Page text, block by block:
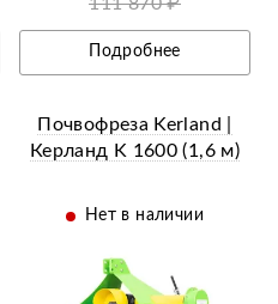
111 870 ₽
Подробнее
Почвофреза Kerland |
Керланд K 1600 (1,6 м)
Нет в наличии